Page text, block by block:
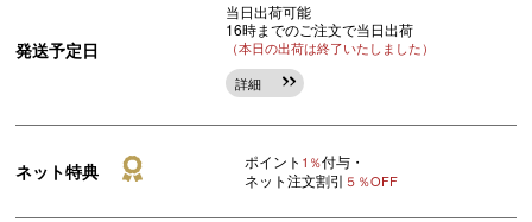
発送予定日
当日出荷可能
16時までのご注文で当日出荷
（本日の出荷は終了いたしました）
詳細
ネット特典 ポイント 1％付与・
ネット注文割引 ５％OFF